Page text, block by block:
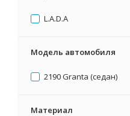
L.А.D.А
Модель автомобиля
2190 Granta (седан)
Материал